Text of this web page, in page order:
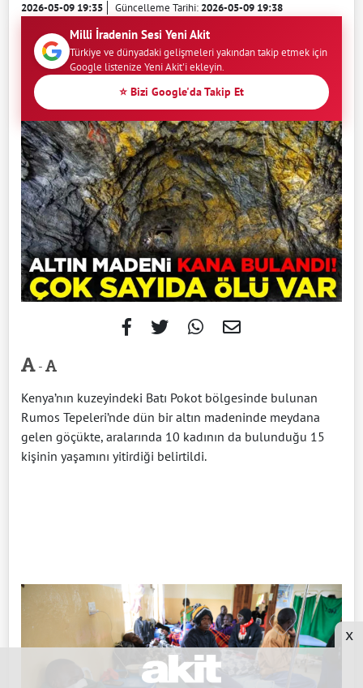
2026-05-09 19:35 Güncelleme Tarihi:2026-05-09 19:38
Milli İradenin Sesi Yeni Akit
Türkiye ve dünyadaki gelişmeleri yakından takip etmek için
Google listenize Yeni Akit'i ekleyin.
⭐ Bizi Google'da Takip Et
-
Kenya’nın kuzeyindeki Batı Pokot bölgesinde bulunan
Rumos Tepeleri’nde dün bir altın madeninde meydana
gelen göçükte, aralarında 10 kadının da bulunduğu 15
kişinin yaşamını yitirdiği belirtildi.
x